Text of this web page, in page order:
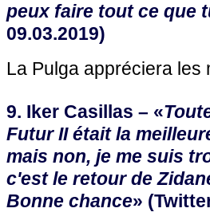
peux faire tout ce que
09.03.2019)
La Pulga appréciera les
9. Iker Casillas – «
Futur II était la
mais non, je me suis
c'est le retour de
Bonne chance»